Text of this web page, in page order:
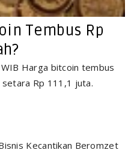
Tembus Rp
Harga bitcoin tembus
Rp 111,1 juta.